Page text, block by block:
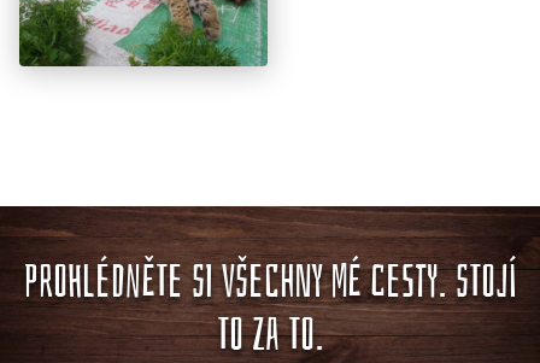
PROHLÉDNĚTE SI VŠECHNY MÉ CESTY. STOJÍ
TO ZA TO.